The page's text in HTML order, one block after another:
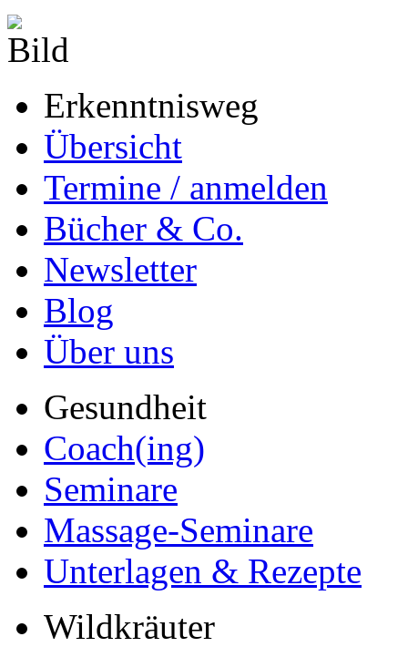
Erkenntnisweg
Übersicht
Termine / anmelden
Bücher & Co.
Newsletter
Blog
Über uns
Gesundheit
Coach(ing)
Seminare
Massage-Seminare
Unterlagen & Rezepte
Wildkräuter